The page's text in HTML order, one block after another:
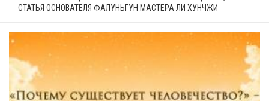
СТАТЬЯ ОСНОВАТЕЛЯ ФАЛУНЬГУН МАСТЕРА ЛИ ХУНЧЖИ